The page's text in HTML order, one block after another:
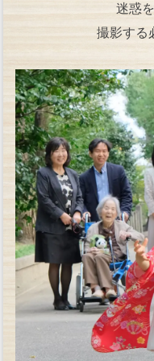
迷惑
撮影する